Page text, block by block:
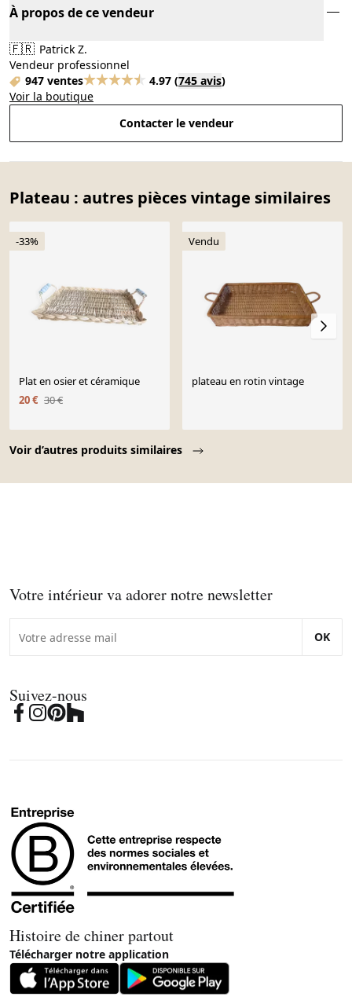
À propos de ce vendeur
🇫🇷 Patrick Z.
Vendeur professionnel
947 ventes
4.97 (745 avis)
Voir la boutique
Contacter le vendeur
Plateau : autres pièces vintage similaires
Voir d’autres produits similaires
-33%
Plat en osier et céramique
20 € 30 €
Vendu
plateau en rotin vintage
Votre intérieur va adorer notre newsletter
OK
Suivez-nous
Histoire de chiner partout
Télécharger notre application